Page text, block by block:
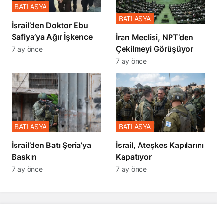
İsrail’den Doktor Ebu
Safiya’ya Ağır İşkence
BATI ASYA
7 ay önce
İran Meclisi, NPT’den
Çekilmeyi Görüşüyor
BATI ASYA
7 ay önce
​​​​​​​İsrail’den Batı Şeria’ya
Baskın
BATI ASYA
7 ay önce
İsrail, Ateşkes Kapılarını
Kapatıyor
BATI ASYA
7 ay önce